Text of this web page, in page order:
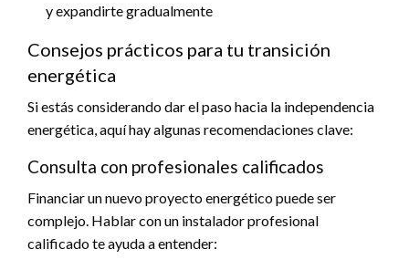
y expandirte gradualmente
Consejos prácticos para tu transición
energética
Si estás considerando dar el paso hacia la independencia
energética, aquí hay algunas recomendaciones clave:
Consulta con profesionales calificados
Financiar un nuevo proyecto energético puede ser
complejo. Hablar con un instalador profesional
calificado te ayuda a entender: